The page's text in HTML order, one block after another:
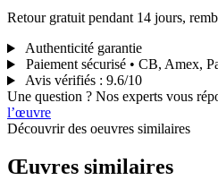
Retour gratuit pendant 14 jours,
Authenticité garantie
Paiement sécurisé • CB, Amex,
Avis vérifiés : 9.6/10
Une question ? Nos experts vous
l’œuvre
Découvrir des oeuvres similaires
Œuvres similaires